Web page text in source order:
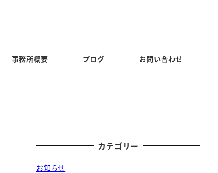
事務所概要 ブログ お問い合わせ
カテゴリー
お知らせ